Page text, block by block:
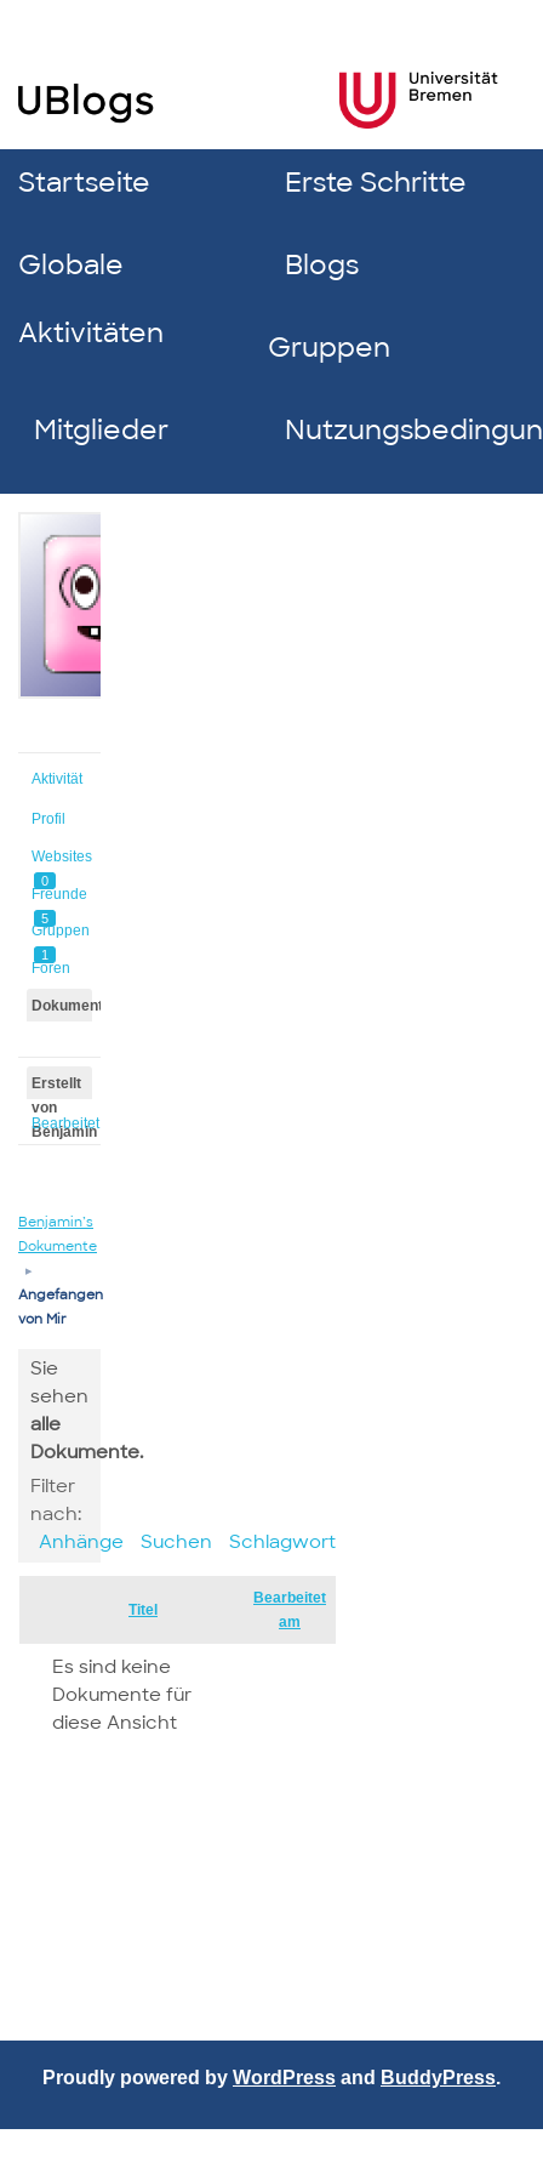
Startseite Erste Schritte
Globale
Aktivitäten
Blogs
Gruppen
Mitglieder
Aktivität
Profil
Websites
0
Freunde
5
Gruppen
1
Foren
Dokumente
Erstellt
von
Benjamin
Bearbeitet
Benjamin’s
Dokumente
▸
Angefangen
von Mir
Sie
sehen
alle
Dokumente.
Filter
nach:
Anhänge
Suchen Schlagwort
Titel
Bearbeitet
am
Es sind keine
Dokumente für
diese Ansicht
Proudly powered by WordPress and BuddyPress.